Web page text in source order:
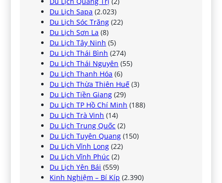
Du Lịch Sapa (2.023)
Du Lịch Sóc Trăng (22)
Du Lịch Sơn La (8)
Du Lịch Tây Ninh (5)
Du Lịch Thái Bình (274)
Du Lịch Thái Nguyên (55)
Du Lịch Thanh Hóa (6)
Du Lịch Thừa Thiên Huế (3)
Du Lịch Tiền Giang (29)
Du Lịch TP Hồ Chí Minh (188)
Du Lịch Trà Vinh (14)
Du Lịch Trung Quốc (2)
Du Lịch Tuyên Quang (150)
Du Lịch Vĩnh Long (22)
Du Lịch Vĩnh Phúc (2)
Du Lịch Yên Bái (559)
Kinh Nghiệm – Bí Kíp (2.390)